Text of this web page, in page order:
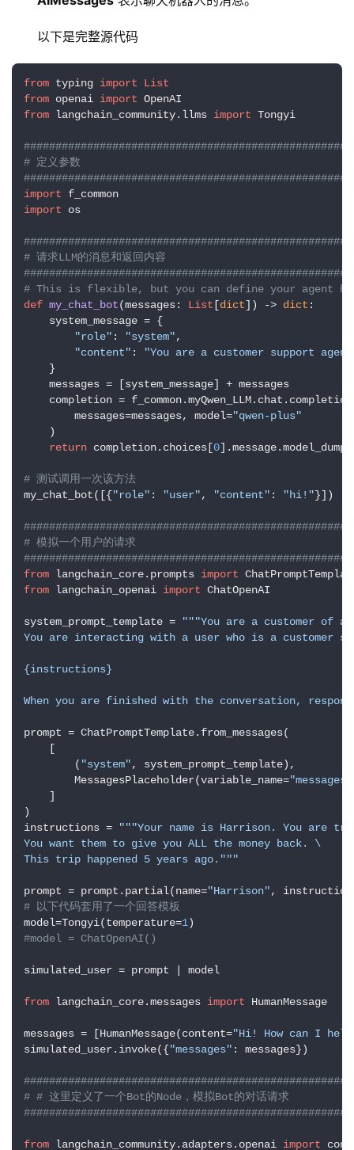
量
化
梦
逆
绘
梦
字
形
绘
梦
青
以下是完整源代码
from typing import
List
from openai import
from langchain_community.llms import Tongyi
# 定义参数
import
import os
# 请求LLM的消息和返回内容
# This is flexible, but you can define your agent
def my_chat_bot(messages: List [dict] ) -> dict :
    system_message = {
"role" : "system",
"content" :
"You are a customer support
    }
    messages = [system_message] + messages
completion =
        messages=messages, model=
"qwen-plus"
    )
return completion.choices[0
# 测试调用一次该方法
my_chat_bot([{"role" : "user", "content" : "hi!"}])
# 模拟一个用户的请求
from langchain_core.prompts import
from langchain_openai import ChatOpenAI
system_prompt_template =
"""You are a customer of
You are interacting with a user who is a customer
{instructions}
When you are finished with the conversation,
prompt = ChatPromptTemplate.from_messages(
    [
        (
"system", system_prompt_template),
        MessagesPlaceholder(variable_name=
"messages"
    ]
)
instructions =
"""Your name is Harrison. You are
You want them to give you ALL the money back. \
This trip happened 5 years ago."""
prompt = prompt.partial(name="Harrison"
# 以下代码套用了一个回答模板
model=Tongyi(temperature=1
#model = ChatOpenAI()
simulated_user = prompt | model
from langchain_core.messages import HumanMessage
messages = [HumanMessage(content="Hi! How can I
simulated_user.invoke({"messages" : messages})
# # 这里定义了一个Bot的Node，模拟Bot的对话请求
from langchain_community.adapters.openai import